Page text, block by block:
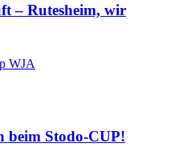
– Rutesheim, wir
beim Stodo-CUP!